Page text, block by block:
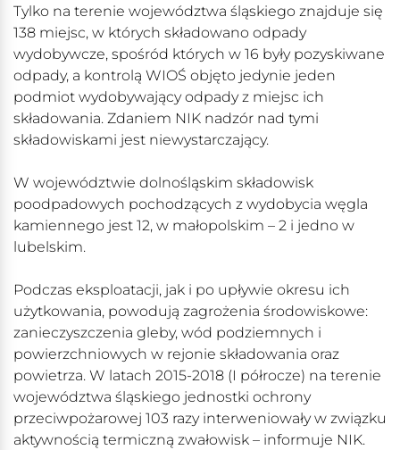
Tylko na terenie województwa śląskiego znajduje się
138 miejsc, w których składowano odpady
wydobywcze, spośród których w 16 były pozyskiwane
odpady, a kontrolą WIOŚ objęto jedynie jeden
podmiot wydobywający odpady z miejsc ich
składowania. Zdaniem NIK nadzór nad tymi
składowiskami jest niewystarczający.
W województwie dolnośląskim składowisk
poodpadowych pochodzących z wydobycia węgla
kamiennego jest 12, w małopolskim – 2 i jedno w
lubelskim.
Podczas eksploatacji, jak i po upływie okresu ich
użytkowania, powodują zagrożenia środowiskowe:
zanieczyszczenia gleby, wód podziemnych i
powierzchniowych w rejonie składowania oraz
powietrza. W latach 2015-2018 (I półrocze) na terenie
województwa śląskiego jednostki ochrony
przeciwpożarowej 103 razy interweniowały w związku
aktywnością termiczną zwałowisk – informuje NIK.